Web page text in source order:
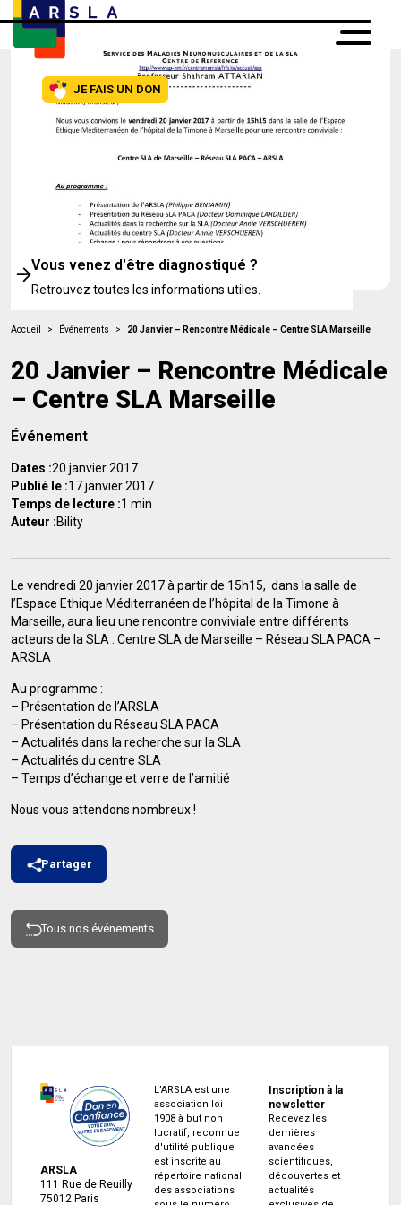
JE FAIS UN DON
Vous venez d'être diagnostiqué ?
Retrouvez toutes les informations utiles.
Accueil > Événements > 20 Janvier – Rencontre Médicale – Centre SLA Marseille
20 Janvier – Rencontre Médicale
– Centre SLA Marseille
Événement
Dates :20 janvier 2017
Publié le :17 janvier 2017
Temps de lecture :1 min
Auteur :Bility
Le vendredi 20 janvier 2017 à partir de 15h15, dans la salle de
l’Espace Ethique Méditerranéen de l’hôpital de la Timone à
Marseille, aura lieu une rencontre conviviale entre différents
acteurs de la SLA : Centre SLA de Marseille – Réseau SLA PACA –
ARSLA
Au programme :
– Présentation de l’ARSLA
– Présentation du Réseau SLA PACA
– Actualités dans la recherche sur la SLA
– Actualités du centre SLA
– Temps d’échange et verre de l’amitié
Nous vous attendons nombreux !
Partager
Tous nos événements
ARSLA
111 Rue de Reuilly
75012 Paris
L’ARSLA est une
association loi
1908 à but non
lucratif, reconnue
d'utilité publique
est inscrite au
répertoire national
des associations
Inscription à la
newsletter
Recevez les
dernières
avancées
scientifiques,
découvertes et
actualités